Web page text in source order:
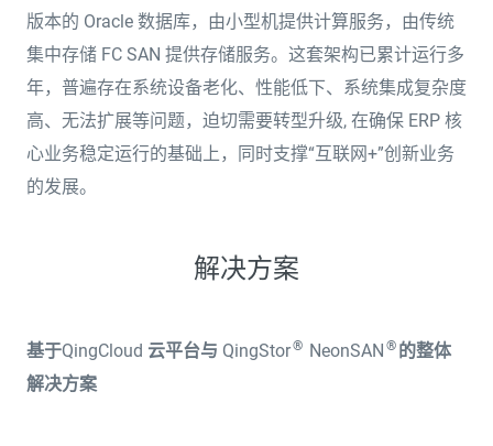
版本的 Oracle 数据库，由小型机提供计算服务，由传统
集中存储 FC SAN 提供存储服务。这套架构已累计运行多
年，普遍存在系统设备老化、性能低下、系统集成复杂度
高、无法扩展等问题，迫切需要转型升级, 在确保 ERP 核
心业务稳定运行的基础上，同时支撑“互联网+”创新业务
的发展。
解决方案
基于QingCloud 云平台与 QingStor®️ NeonSAN ®️ 的整体
解决方案